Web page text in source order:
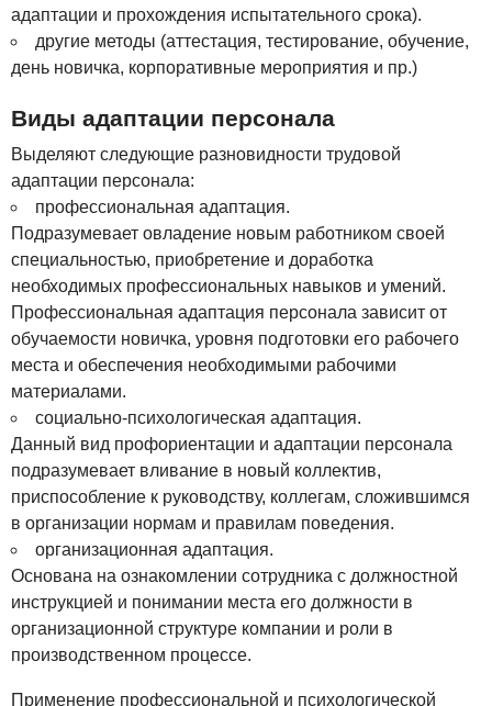
адаптации и прохождения испытательного срока).
другие методы (аттестация, тестирование, обучение,
день новичка, корпоративные мероприятия и пр.)
Виды адаптации персонала
Выделяют следующие разновидности трудовой
адаптации персонала:
профессиональная адаптация.
Подразумевает овладение новым работником своей
специальностью, приобретение и доработка
необходимых профессиональных навыков и умений.
Профессиональная адаптация персонала зависит от
обучаемости новичка, уровня подготовки его рабочего
места и обеспечения необходимыми рабочими
материалами.
социально-психологическая адаптация.
Данный вид профориентации и адаптации персонала
подразумевает вливание в новый коллектив,
приспособление к руководству, коллегам, сложившимся
в организации нормам и правилам поведения.
организационная адаптация.
Основана на ознакомлении сотрудника с должностной
инструкцией и понимании места его должности в
организационной структуре компании и роли в
производственном процессе.
Применение профессиональной и психологической